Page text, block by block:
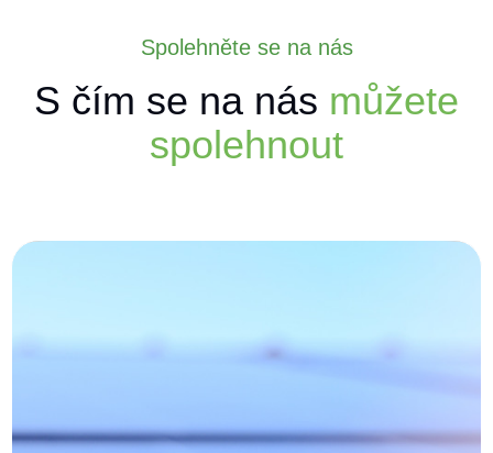
Spolehněte se na nás
S čím se na nás můžete
spolehnout